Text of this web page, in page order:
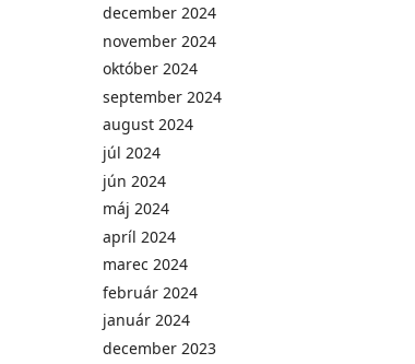
december 2024
november 2024
október 2024
september 2024
august 2024
júl 2024
jún 2024
máj 2024
apríl 2024
marec 2024
február 2024
január 2024
december 2023